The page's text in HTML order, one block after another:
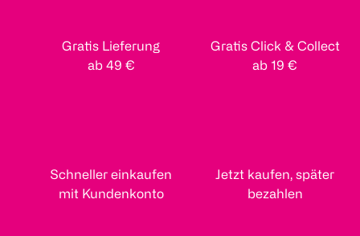
Gratis Lieferung
ab 49 €
Gratis Click & Collect
ab 19 €
Schneller einkaufen
mit Kundenkonto
Jetzt kaufen, später
bezahlen